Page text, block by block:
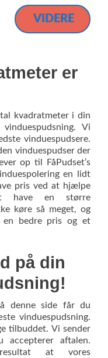
VIDERE
NU
er
kvadratmeter i din
Vi
vinduespudsere.
vinduespudser der
op til FåPudset’s
en lidt
pris ved at hjælpe
have en større
køre så meget, og
bedre pris og et
på din
denne side får du
vinduespudsning.
tilbuddet. Vi sender
accepterer aftalen.
at vores